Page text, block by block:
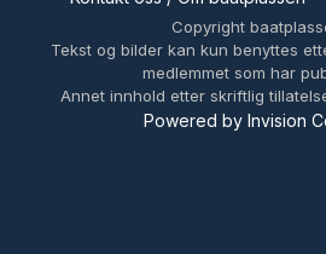
Copyright
Tekst og bilder kan kun benyttes
medlemmet som har
Annet innhold etter skriftlig
Powered by Invision